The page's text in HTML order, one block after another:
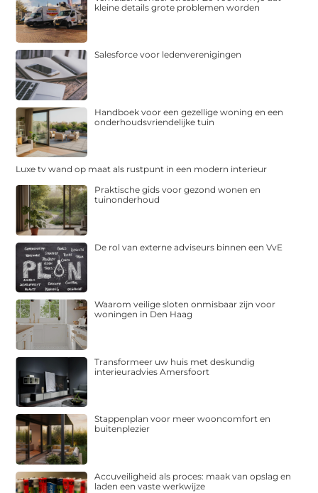
kleine details grote problemen worden
Salesforce voor ledenverenigingen
Handboek voor een gezellige woning en een
onderhoudsvriendelijke tuin
Luxe tv wand op maat als rustpunt in een modern interieur
Praktische gids voor gezond wonen en
tuinonderhoud
De rol van externe adviseurs binnen een VvE
Waarom veilige sloten onmisbaar zijn voor
woningen in Den Haag
Transformeer uw huis met deskundig
interieuradvies Amersfoort
Stappenplan voor meer wooncomfort en
buitenplezier
Accuveiligheid als proces: maak van opslag en
laden een vaste werkwijze